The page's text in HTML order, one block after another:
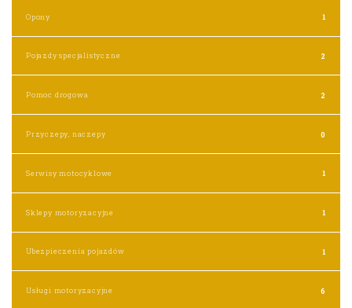
Opony 1
Pojazdy specjalistyczne 2
Pomoc drogowa 2
Przyczepy, naczepy 0
Serwisy motocyklowe 1
Sklepy motoryzacyjne 1
Ubezpieczenia pojazdów 1
Usługi motoryzacyjne 6